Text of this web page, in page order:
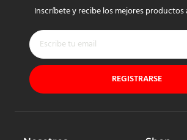
Inscríbete y recibe los mejores
REGISTRARSE